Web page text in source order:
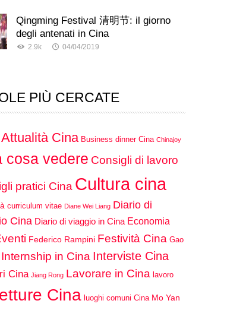
Qingming Festival 清明节: il giorno
degli antenati in Cina
2.9k 04/04/2019
PIÙ CERCATE
Attualità Cina Business dinner Cina Chinajoy
cosa vedere Consigli di lavoro
pratici Cina Cultura cina
curriculum vitae Diane Wei Liang Diario di
Cina Diario di viaggio in Cina Economia
Federico Rampini Festività Cina Gao
Internship in Cina Interviste Cina
Cina Jiang Rong Lavorare in Cina lavoro
Cina luoghi comuni Cina Mo Yan